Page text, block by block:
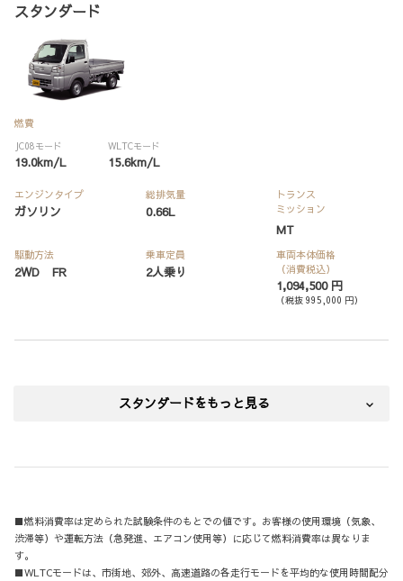
スタンダード
燃費
JC08モード
19.0km/L
WLTCモード
15.6km/L
エンジンタイプ
ガソリン
総排気量
0.66L
トランス
ミッション
MT
駆動方法
2WD FR
乗車定員
2人乗り
車両本体価格
（消費税込）
1,094,500 円
（税抜 995,000 円）
スタンダードをもっと見る
■燃料消費率は定められた試験条件のもとでの値です。お客様の使用環境（気象、
渋滞等）や運転方法（急発進、エアコン使用等）に応じて燃料消費率は異なりま
す。
■WLTCモードは、市街地、郊外、高速道路の各走行モードを平均的な使用時間配分